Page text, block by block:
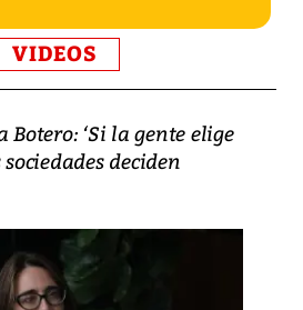
VIDEOS
Botero: ‘Si la gente elige
deciden